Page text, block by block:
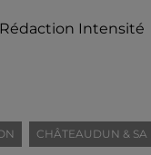
Rédaction Intensité
CHÂTEAUDUN & SA